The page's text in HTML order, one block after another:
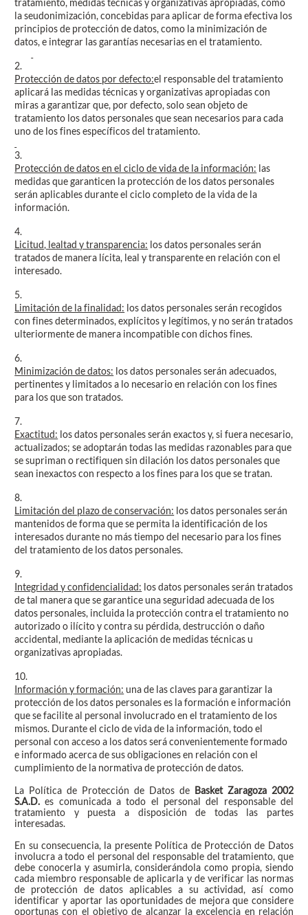
tratamiento, medidas técnicas y organizativas apropiadas, como
la seudonimización, concebidas para aplicar de forma efectiva los
principios de protección de datos, como la minimización de
datos, e integrar las garantías necesarias en el tratamiento.
2.
Protección de datos por defecto:el responsable del tratamiento
aplicará las medidas técnicas y organizativas apropiadas con
miras a garantizar que, por defecto, solo sean objeto de
tratamiento los datos personales que sean necesarios para cada
uno de los fines específicos del tratamiento.
3.
Protección de datos en el ciclo de vida de la información: las
medidas que garanticen la protección de los datos personales
serán aplicables durante el ciclo completo de la vida de la
información.
4.
Licitud, lealtad y transparencia: los datos personales serán
tratados de manera lícita, leal y transparente en relación con el
interesado.
5.
Limitación de la finalidad: los datos personales serán recogidos
con fines determinados, explícitos y legítimos, y no serán tratados
ulteriormente de manera incompatible con dichos fines.
6.
Minimización de datos: los datos personales serán adecuados,
pertinentes y limitados a lo necesario en relación con los fines
para los que son tratados.
7.
Exactitud: los datos personales serán exactos y, si fuera necesario,
actualizados; se adoptarán todas las medidas razonables para que
se supriman o rectifiquen sin dilación los datos personales que
sean inexactos con respecto a los fines para los que se tratan.
8.
Limitación del plazo de conservación: los datos personales serán
mantenidos de forma que se permita la identificación de los
interesados durante no más tiempo del necesario para los fines
del tratamiento de los datos personales.
9.
Integridad y confidencialidad: los datos personales serán tratados
de tal manera que se garantice una seguridad adecuada de los
datos personales, incluida la protección contra el tratamiento no
autorizado o ilícito y contra su pérdida, destrucción o daño
accidental, mediante la aplicación de medidas técnicas u
organizativas apropiadas.
10.
Información y formación: una de las claves para garantizar la
protección de los datos personales es la formación e información
que se facilite al personal involucrado en el tratamiento de los
mismos. Durante el ciclo de vida de la información, todo el
personal con acceso a los datos será convenientemente formado
e informado acerca de sus obligaciones en relación con el
cumplimiento de la normativa de protección de datos.
La Política de Protección de Datos de Basket Zaragoza 2002
S.A.D. es comunicada a todo el personal del responsable del
tratamiento y puesta a disposición de todas las partes
interesadas.
En su consecuencia, la presente Política de Protección de Datos
involucra a todo el personal del responsable del tratamiento, que
debe conocerla y asumirla, considerándola como propia, siendo
cada miembro responsable de aplicarla y de verificar las normas
de protección de datos aplicables a su actividad, así como
identificar y aportar las oportunidades de mejora que considere
oportunas con el objetivo de alcanzar la excelencia en relación